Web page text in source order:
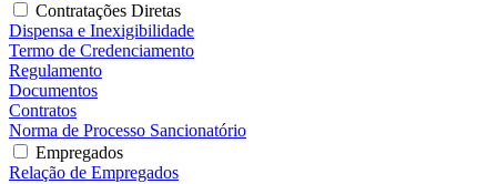
Contratações Diretas
Dispensa e Inexigibilidade
Termo de Credenciamento
Regulamento
Documentos
Contratos
Norma de Processo Sancionatório
Empregados
Relação de Empregados